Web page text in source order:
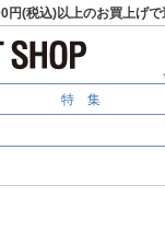
円(税込)以上のお買上げで
特 集